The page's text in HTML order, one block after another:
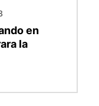
en
la